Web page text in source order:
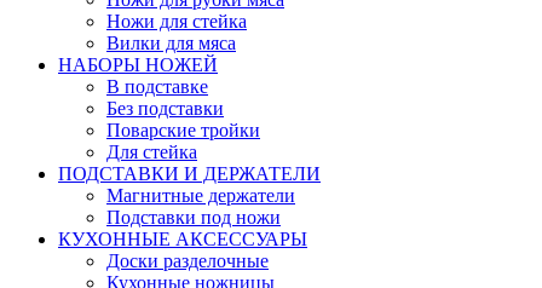
Ножи для стейка
Вилки для мяса
НАБОРЫ НОЖЕЙ
В подставке
Без подставки
Поварские тройки
Для стейка
ПОДСТАВКИ И ДЕРЖАТЕЛИ
Магнитные держатели
Подставки под ножи
КУХОННЫЕ АКСЕССУАРЫ
Доски разделочные
Кухонные ножницы